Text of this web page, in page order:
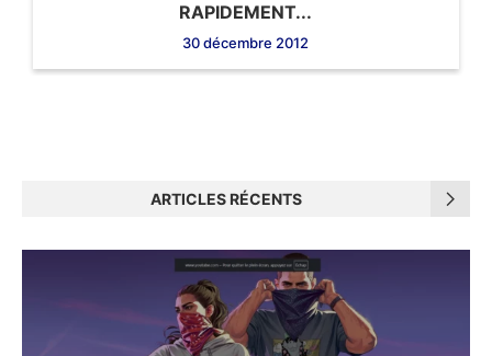
RAPIDEMENT...
30 décembre 2012
ARTICLES RÉCENTS